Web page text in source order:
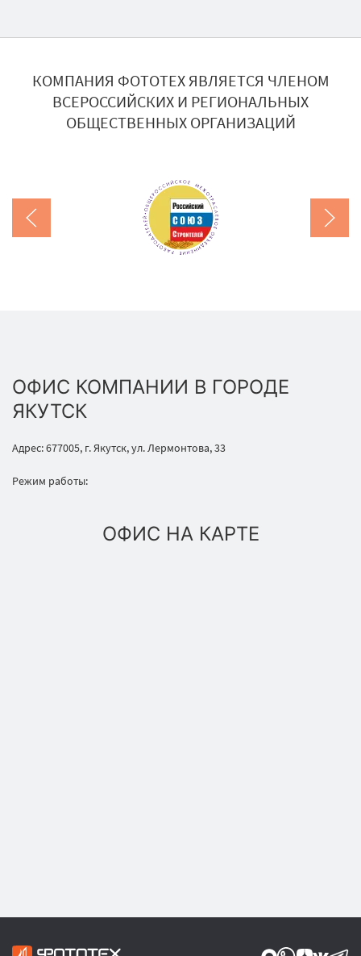
КОМПАНИЯ ФОТОТЕХ ЯВЛЯЕТСЯ ЧЛЕНОМ
ВСЕРОССИЙСКИХ И РЕГИОНАЛЬНЫХ
ОБЩЕСТВЕННЫХ ОРГАНИЗАЦИЙ
ОФИС КОМПАНИИ В ГОРОДЕ
ЯКУТСК
Адрес: 677005, г. Якутск, ул. Лермонтова, 33
Режим работы:
ОФИС НА КАРТЕ